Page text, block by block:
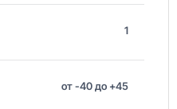
1
от -40 до +45